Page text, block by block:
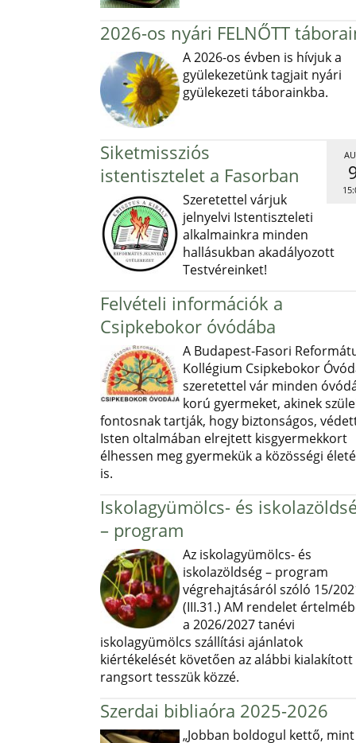
2026-os nyári FELNŐTT
A 2026-os évben is hívjuk a
gyülekezetünk tagjait nyári
gyülekezeti táborainkba.
Siketmissziós
istentisztelet a Fasorban
Szeretettel várjuk
jelnyelvi Istentiszteleti
alkalmainkra minden
hallásukban akadályozott
Testvéreinket!
Felvételi információk a
Csipkebokor óvódába
A Budapest-Fasori
Kollégium Csipkebokor
szeretettel vár minden
korú gyermeket, akinek
fontosnak tartják, hogy biztonságos,
Isten oltalmában elrejtett kisgyermekkort
élhessen meg gyermekük a közösségi
is.
Iskolagyümölcs- és
– program
Az iskolagyümölcs- és
iskolazöldség – program
végrehajtásáról szóló 15/
(III.31.) AM rendelet
a 2026/2027 tanévi
iskolagyümölcs szállítási ajánlatok
kiértékelését követően az alábbi kialakított
rangsort tesszük közzé.
Szerdai bibliaóra 2025-2026
„Jobban boldogul kettő, mint